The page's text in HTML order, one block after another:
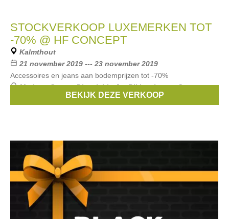
STOCKVERKOOP LUXEMERKEN TOT
-70% @ HF CONCEPT
Kalmthout
21 november 2019 --- 23 november 2019
Accessoires en jeans aan bodemprijzen tot -70%
Merken:Guess,Diesel,Liu Jo,Bikkembergs,Converse,
BEKIJK DEZE VERKOOP